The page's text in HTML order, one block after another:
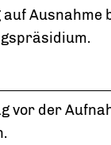
auf
vor der